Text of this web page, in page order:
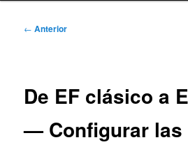
Navegación
← Anterior
De EF clásico a
— Configurar las